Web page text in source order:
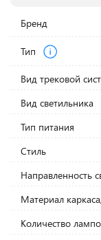
Бренд
Тип
Вид трековой
Вид светильника
Тип питания
Стиль
Направленность
Материал
Количество